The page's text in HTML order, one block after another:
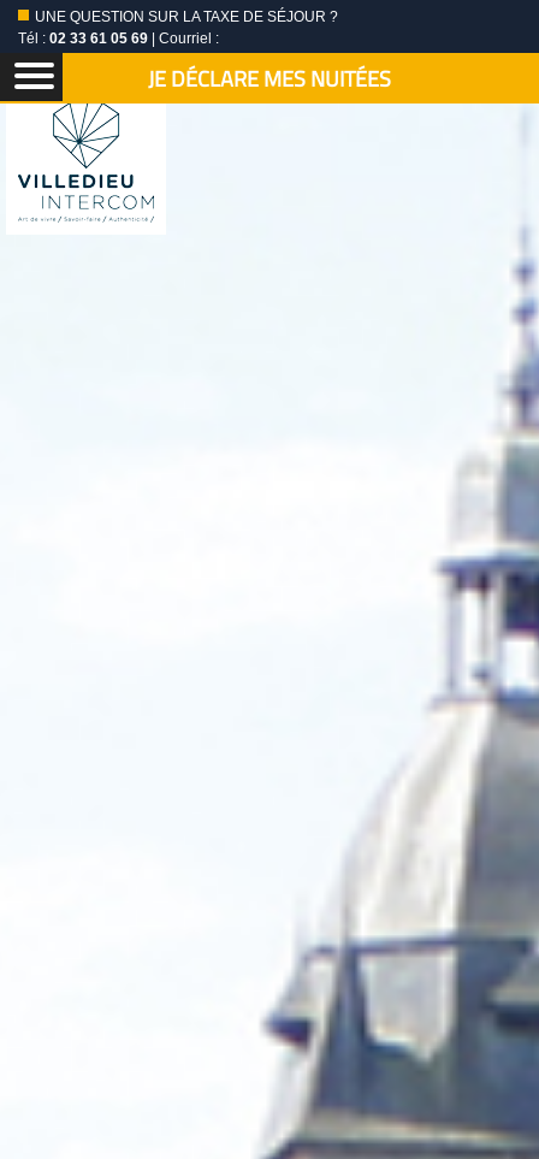
UNE QUESTION SUR LA TAXE DE SÉJOUR ?
Tél : 02 33 61 05 69 | Courriel :
JE DÉCLARE MES NUITÉES